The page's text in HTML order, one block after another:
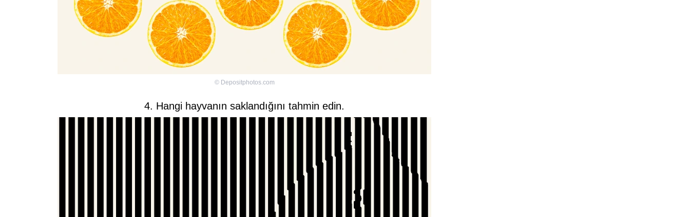
© Depositphotos.com
4. Hangi hayvanın saklandığını tahmin edin.